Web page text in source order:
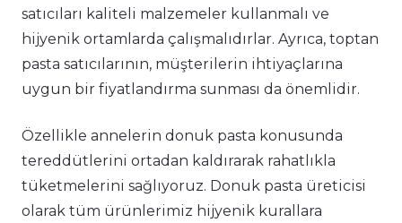
satıcıları kaliteli malzemeler kullanmalı ve
hijyenik ortamlarda çalışmalıdırlar. Ayrıca, toptan
pasta satıcılarının, müşterilerin ihtiyaçlarına
uygun bir fiyatlandırma sunması da önemlidir.
Özellikle annelerin donuk pasta konusunda
tereddütlerini ortadan kaldırarak rahatlıkla
tüketmelerini sağlıyoruz. Donuk pasta üreticisi
olarak tüm ürünlerimiz hijyenik kurallara